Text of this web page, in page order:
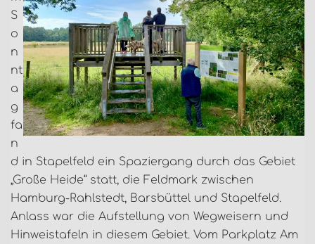
S
o
n
nt
a
g
fa
n
d in Stapelfeld ein Spaziergang durch das Gebiet
„Große Heide“ statt, die Feldmark zwischen
Hamburg-Rahlstedt, Barsbüttel und Stapelfeld.
Anlass war die Aufstellung von Wegweisern und
Hinweistafeln in diesem Gebiet. Vom Parkplatz Am